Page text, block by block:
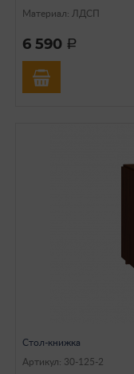
Материал: ЛДСП
6 590 a
Стол-книжка
Артикул: 30-125-2